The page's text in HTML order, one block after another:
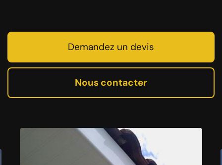
Demandez un devis
Nous contacter